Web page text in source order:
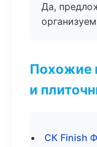
Да,
Похожие
и
СК Finish